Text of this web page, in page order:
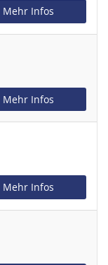
Mehr Infos
Mehr Infos
Mehr Infos